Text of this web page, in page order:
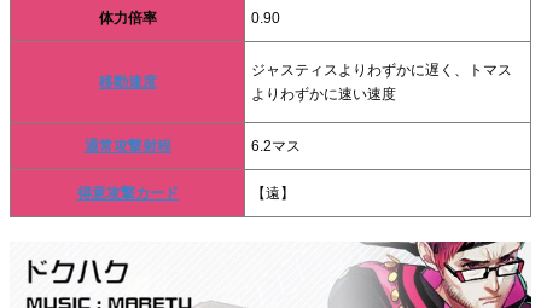
体力倍率 0.90
移動速度
ジャスティスよりわずかに遅く、トマス
よりわずかに速い速度
通常攻撃射程 6.2マス
得意攻撃カード 【遠】